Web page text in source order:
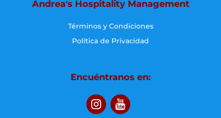
Andrea's Hospitality Management
Términos y Condiciones
Política de Privacidad
Encuéntranos en: